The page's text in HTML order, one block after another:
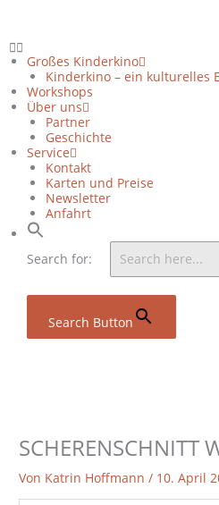
Großes Kinderkino
Kinderkino – ein kulturelles
Workshops
Über uns
Partner
Geschichte
Service
Kontakt
Karten und Preise
Newsletter
Anfahrt
Search for:
Search Button
SCHERENSCHNITT
Von Katrin Hoffmann/ 10. April